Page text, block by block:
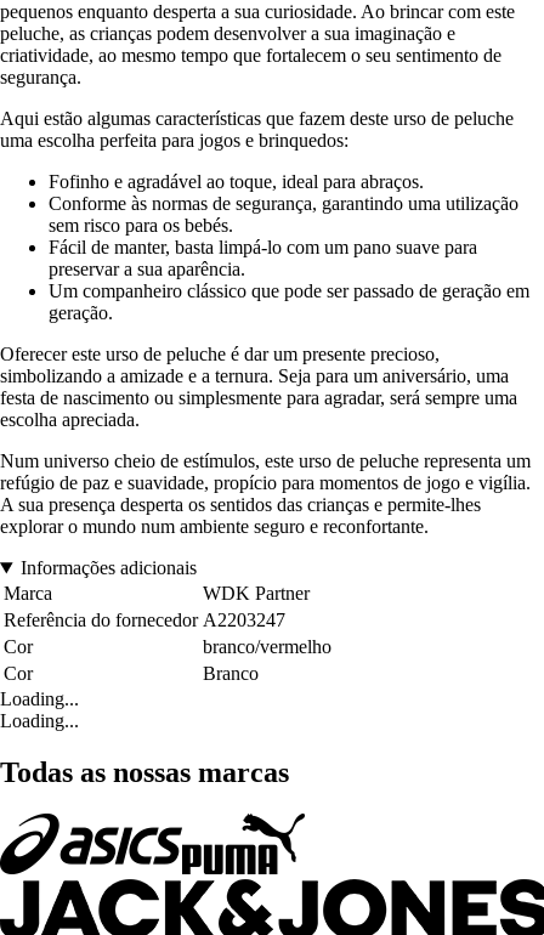
pequenos enquanto desperta a sua curiosidade. Ao brincar com este
peluche, as crianças podem desenvolver a sua imaginação e
criatividade, ao mesmo tempo que fortalecem o seu sentimento de
segurança.
Aqui estão algumas características que fazem deste urso de peluche
uma escolha perfeita para jogos e brinquedos:
Fofinho e agradável ao toque, ideal para abraços.
Conforme às normas de segurança, garantindo uma utilização
sem risco para os bebés.
Fácil de manter, basta limpá-lo com um pano suave para
preservar a sua aparência.
Um companheiro clássico que pode ser passado de geração em
geração.
Oferecer este urso de peluche é dar um presente precioso,
simbolizando a amizade e a ternura. Seja para um aniversário, uma
festa de nascimento ou simplesmente para agradar, será sempre uma
escolha apreciada.
Num universo cheio de estímulos, este urso de peluche representa um
refúgio de paz e suavidade, propício para momentos de jogo e vigília.
A sua presença desperta os sentidos das crianças e permite-lhes
explorar o mundo num ambiente seguro e reconfortante.
Informações adicionais
Marca
WDK Partner
Referência do fornecedor A2203247
Cor
branco/vermelho
Cor
Branco
Loading...
Loading...
Todas as nossas marcas